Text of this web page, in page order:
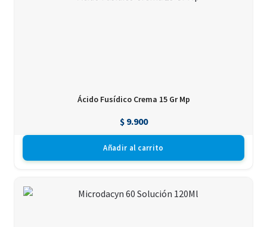
Ácido Fusídico Crema 15 Gr Mp
$9.900
Añadir al carrito